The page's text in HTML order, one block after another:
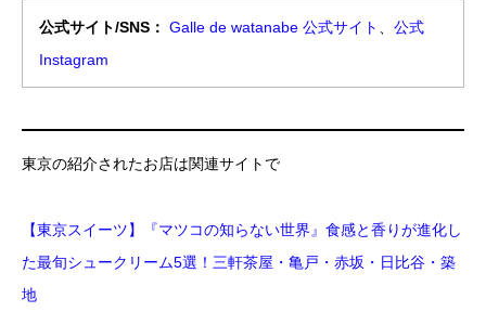
公式サイト/SNS： Galle de watanabe 公式サイト 、 公式
Instagram
東京の紹介されたお店は関連サイトで
【東京スイーツ】『マツコの知らない世界』食感と香りが進化し
た最旬シュークリーム5選！三軒茶屋・亀戸・赤坂・日比谷・築
地